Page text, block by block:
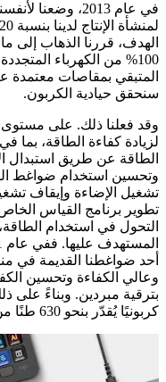
في عام 2013،
الهدف، قررنا الذهاب إلى ما
المتبقي بمقاصات معتمدة
سنحقق حيادية الكربون.
وقد فعلنا ذلك. على
لزيادة كفاءة الطاقة، بما
وتحسين استخدام ضواغط
تشغيل الإضاءة وإيقاف
تطوير برنامج القياس
التحول في استخدام
أحد ضواغطنا القديمة في
بترقية مبردين. وبناءً على
كربونيًا يُقدّر بنحو 630 طنًا من ثاني أكسيد الكربون.